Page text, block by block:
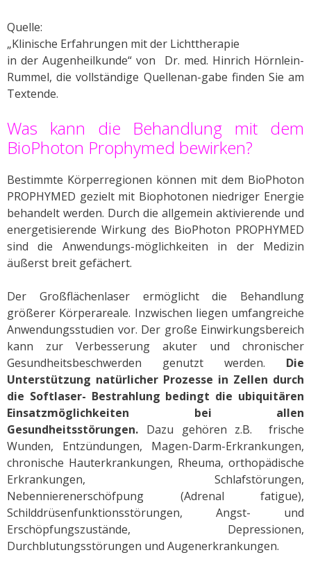
Quelle:
„Klinische Erfahrungen mit der Lichttherapie
in der Augenheilkunde“ von Dr. med. Hinrich Hörnlein-
Rummel, die vollständige Quellenan-gabe finden Sie am
Textende.
Was kann die Behandlung mit dem
BioPhoton Prophymed bewirken?
Bestimmte Körperregionen können mit dem BioPhoton
PROPHYMED gezielt mit Biophotonen niedriger Energie
behandelt werden. Durch die allgemein aktivierende und
energetisierende Wirkung des BioPhoton PROPHYMED
sind die Anwendungs-möglichkeiten in der Medizin
äußerst breit gefächert.
Der Großflächenlaser ermöglicht die Behandlung
größerer Körperareale. Inzwischen liegen umfangreiche
Anwendungsstudien vor. Der große Einwirkungsbereich
kann zur Verbesserung akuter und chronischer
Gesundheitsbeschwerden genutzt werden. Die
Unterstützung natürlicher Prozesse in Zellen durch
die Softlaser- Bestrahlung bedingt die ubiquitären
Einsatzmöglichkeiten bei allen
Gesundheitsstörungen. Dazu gehören z.B. frische
Wunden, Entzündungen, Magen-Darm-Erkrankungen,
chronische Hauterkrankungen, Rheuma, orthopädische
Erkrankungen, Schlafstörungen,
Nebennierenerschöfpung (Adrenal fatigue),
Schilddrüsenfunktionsstörungen, Angst- und
Erschöpfungszustände, Depressionen,
Durchblutungsstörungen und Augenerkrankungen.